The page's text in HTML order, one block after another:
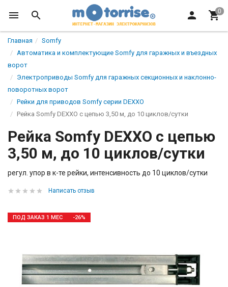
Главная
Somfy
Автоматика и комплектующие Somfy для гаражных и въездных
ворот
Электроприводы Somfy для гаражных секционных и наклонно-
поворотных ворот
Рейки для приводов Somfy серии DEXXO
Рейка Somfy DEXXO с цепью 3,50 м, до 10 циклов/сутки
Рейка Somfy DEXXO с цепью
3,50 м, до 10 циклов/сутки
регул. упор в к-те рейки, интенсивность до 10 циклов/сутки
Написать отзыв
ПОД ЗАКАЗ 1 МЕС -26%